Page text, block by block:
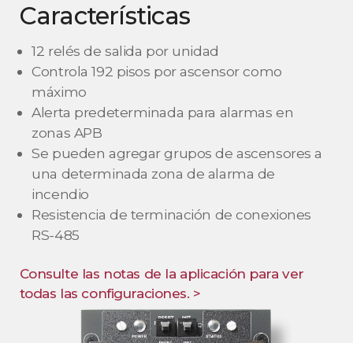
Características
12 relés de salida por unidad
Controla 192 pisos por ascensor como
máximo
Alerta predeterminada para alarmas en
zonas APB
Se pueden agregar grupos de ascensores a
una determinada zona de alarma de
incendio
Resistencia de terminación de conexiones
RS-485
Consulte las notas de la aplicación para ver
todas las configuraciones. >